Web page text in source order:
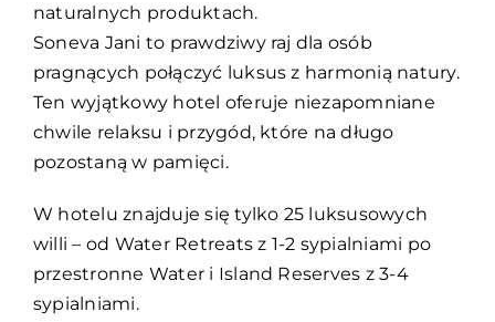
naturalnych produktach.
Soneva Jani to prawdziwy raj dla osób
pragnących połączyć luksus z harmonią natury.
Ten wyjątkowy hotel oferuje niezapomniane
chwile relaksu i przygód, które na długo
pozostaną w pamięci.
W hotelu znajduje się tylko 25 luksusowych
willi – od Water Retreats z 1-2 sypialniami po
przestronne Water i Island Reserves z 3-4
sypialniami.